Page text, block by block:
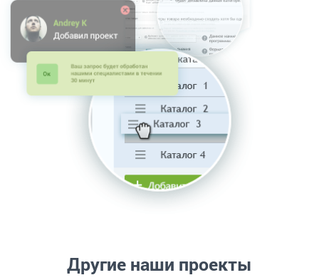
Другие наши проекты